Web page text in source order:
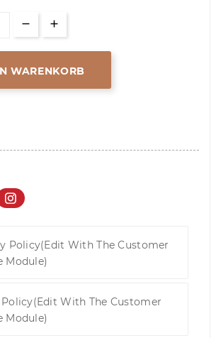
WARENKORB
Policy(edit With The Customer
Module)
(edit With The Customer
Module)